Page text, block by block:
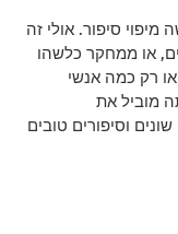
סיפור. אולי זה
או ממחקר כלשהו
רק כמה אנשי
מוביל את
וסיפורים טובים